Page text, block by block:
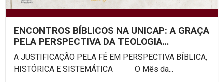
ENCONTROS BÍBLICOS NA UNICAP: A GRAÇA
PELA PERSPECTIVA DA TEOLOGIA
SISTEMÁTICA
A JUSTIFICAÇÃO PELA FÉ EM PERSPECTIVA BÍBLICA,
HISTÓRICA E SISTEMÁTICA O Mês da...